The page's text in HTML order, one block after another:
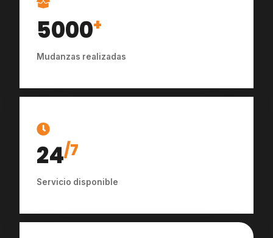
5000+
Mudanzas realizadas
24/7
Servicio disponible